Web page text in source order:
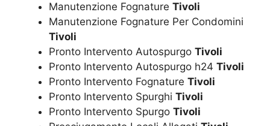
Manutenzione Fognature Tivoli
Manutenzione Fognature Per Condomini
Tivoli
Pronto Intervento Autospurgo Tivoli
Pronto Intervento Autospurgo h24 Tivoli
Pronto Intervento Fognature Tivoli
Pronto Intervento Spurghi Tivoli
Pronto Intervento Spurgo Tivoli